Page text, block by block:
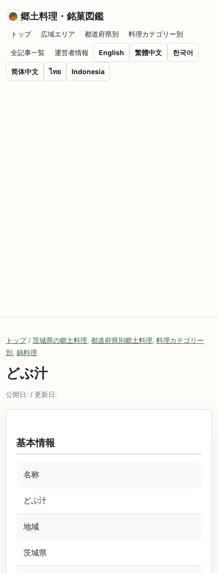
郷土料理・銘菓図鑑
トップ 広域エリア 都道府県別 料理カテゴリー別
全記事一覧 運営者情報 English 繁體中文 한국어
简体中文 ไทย Indonesia
トップ/ 茨城県の郷土料理, 都道府県別郷土料理, 料理カテゴリー
別, 鍋料理
どぶ汁
公開日: / 更新日:
基本情報
名称
どぶ汁
地域
茨城県